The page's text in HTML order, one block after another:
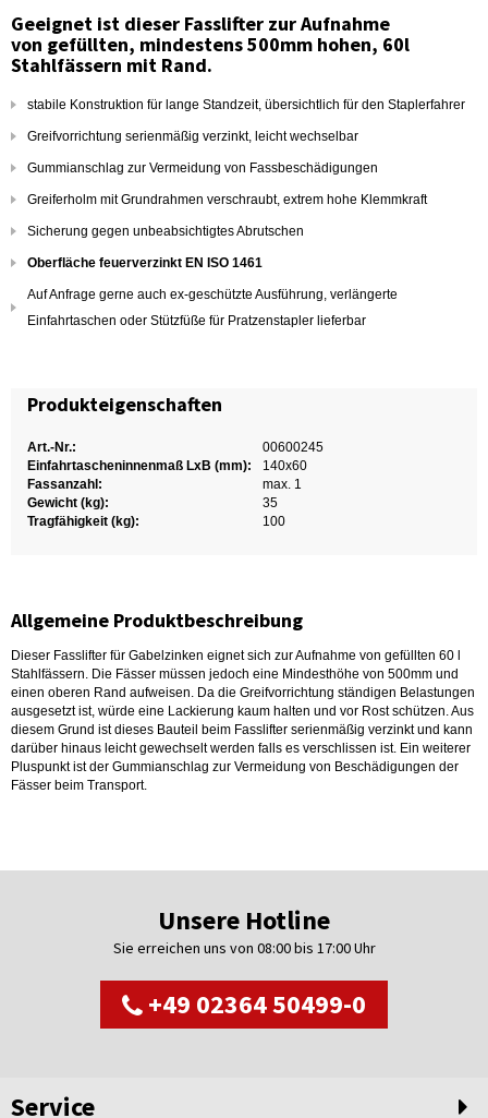
Geeignet ist dieser Fasslifter zur Aufnahme
von gefüllten, mindestens 500mm hohen, 60l
Stahlfässern mit Rand.
stabile Konstruktion für lange Standzeit, übersichtlich für den Staplerfahrer
Greifvorrichtung serienmäßig verzinkt, leicht wechselbar
Gummianschlag zur Vermeidung von Fassbeschädigungen
Greiferholm mit Grundrahmen verschraubt, extrem hohe Klemmkraft
Sicherung gegen unbeabsichtigtes Abrutschen
Oberfläche feuerverzinkt EN ISO 1461
Auf Anfrage gerne auch ex-geschützte Ausführung, verlängerte
Einfahrtaschen oder Stützfüße für Pratzenstapler lieferbar
Produkteigenschaften
Art.-Nr.:
00600245
Einfahrtascheninnenmaß LxB (mm):
140x60
Fassanzahl:
max. 1
Gewicht (kg):
35
Tragfähigkeit (kg):
100
Allgemeine Produktbeschreibung
Dieser Fasslifter für Gabelzinken eignet sich zur Aufnahme von gefüllten 60 l
Stahlfässern. Die Fässer müssen jedoch eine Mindesthöhe von 500mm und
einen oberen Rand aufweisen. Da die Greifvorrichtung ständigen Belastungen
ausgesetzt ist, würde eine Lackierung kaum halten und vor Rost schützen. Aus
diesem Grund ist dieses Bauteil beim Fasslifter serienmäßig verzinkt und kann
darüber hinaus leicht gewechselt werden falls es verschlissen ist. Ein weiterer
Pluspunkt ist der Gummianschlag zur Vermeidung von Beschädigungen der
Fässer beim Transport.
Unsere Hotline
Sie erreichen uns von 08:00 bis 17:00 Uhr
+49 02364 50499-0
Service